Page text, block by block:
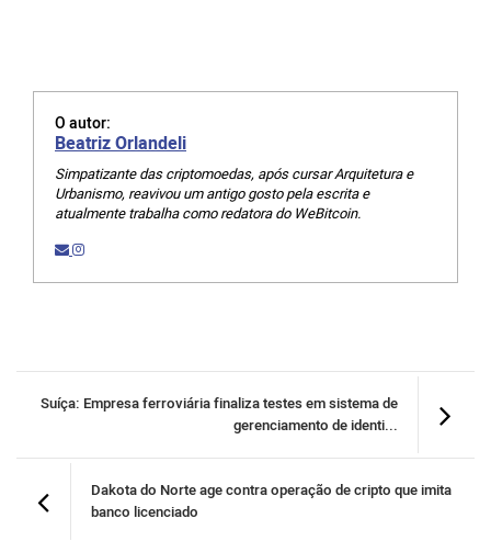
O autor:
Beatriz Orlandeli
Simpatizante das criptomoedas, após cursar Arquitetura e
Urbanismo, reavivou um antigo gosto pela escrita e
atualmente trabalha como redatora do WeBitcoin.
Suíça: Empresa ferroviária finaliza testes em sistema de
gerenciamento de identi...
Dakota do Norte age contra operação de cripto que imita
banco licenciado